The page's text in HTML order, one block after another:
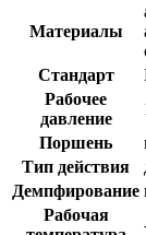
Материалы
Стандарт
Рабочее
давление
Поршень
Тип действия
Демпфирование
Рабочая